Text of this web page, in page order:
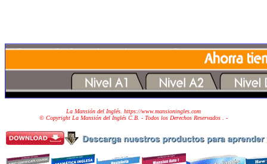
La Mansión del Inglés. https://www.mansioningles.com
© Copyright La Mansión del Inglés C.B. - Todos los Derechos Reservados
. -